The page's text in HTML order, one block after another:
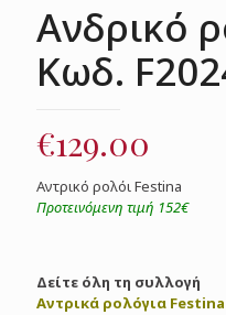
Ανδρικό
Κωδ.
€129.00
Aντρικό ρολόι Festina
Προτεινόμενη τιμή 152€
Δείτε όλη τη συλλογή
Αντρικά ρολόγια Festina